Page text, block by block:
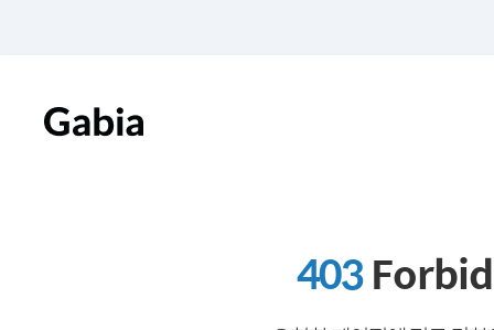
403